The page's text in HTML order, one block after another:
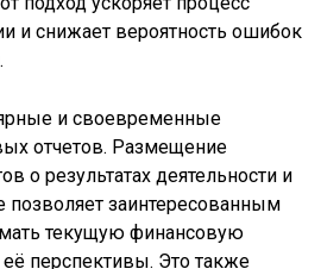
и снижает вероятность ошибок
и своевременные
отчетов. Размещение
о результатах деятельности и
позволяет заинтересованным
текущую финансовую
перспективы. Это также